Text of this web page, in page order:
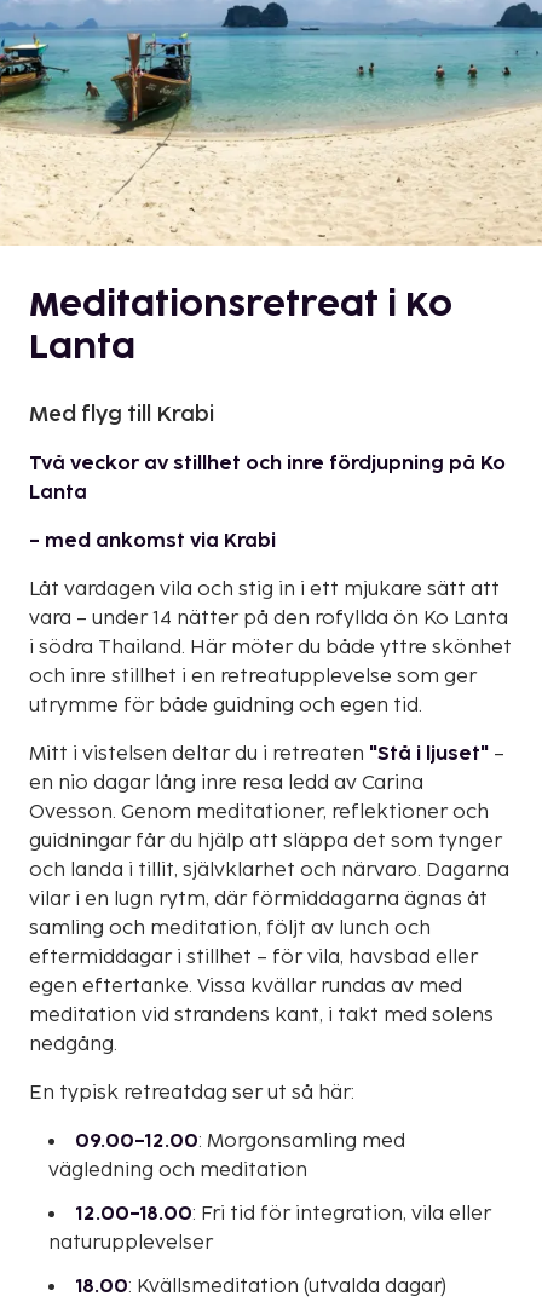
Meditationsretreat i Ko
Lanta
Med flyg till Krabi
Två veckor av stillhet och inre fördjupning på Ko
Lanta
– med ankomst via Krabi
Låt vardagen vila och stig in i ett mjukare sätt att
vara – under 14 nätter på den rofyllda ön Ko Lanta
i södra Thailand. Här möter du både yttre skönhet
och inre stillhet i en retreatupplevelse som ger
utrymme för både guidning och egen tid.
Mitt i vistelsen deltar du i retreaten "Stå i ljuset" –
en nio dagar lång inre resa ledd av Carina
Ovesson. Genom meditationer, reflektioner och
guidningar får du hjälp att släppa det som tynger
och landa i tillit, självklarhet och närvaro. Dagarna
vilar i en lugn rytm, där förmiddagarna ägnas åt
samling och meditation, följt av lunch och
eftermiddagar i stillhet – för vila, havsbad eller
egen eftertanke. Vissa kvällar rundas av med
meditation vid strandens kant, i takt med solens
nedgång.
En typisk retreatdag ser ut så här:
09.00–12.00: Morgonsamling med
vägledning och meditation
12.00–18.00: Fri tid för integration, vila eller
naturupplevelser
18.00: Kvällsmeditation (utvalda dagar)